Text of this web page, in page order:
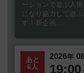
ーションで遊ぶ人
になり協力して遊
す！新企画...
あと
6人
2026年 08